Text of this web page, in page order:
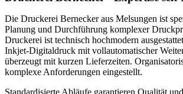
Die Druckerei Bernecker aus Melsungen ist
Planung und Durchführung komplexer
Druckerei ist technisch hochmodern
Inkjet-Digitaldruck mit vollautomatischer
überzeugt mit kurzen Lieferzeiten.
komplexe Anforderungen eingestellt.
Standardisierte Abläufe garantieren Qualität